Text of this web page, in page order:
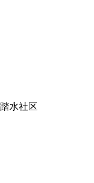
水社区